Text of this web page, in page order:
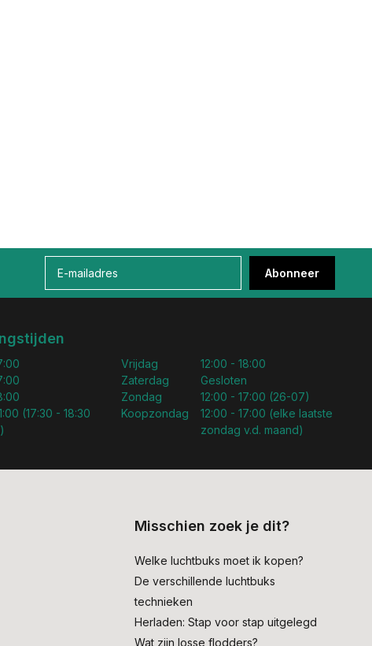
Abonneer
(17:30 - 18:30
Vrijdag
Zaterdag
Zondag
Koopzondag
12:00 - 18:00
Gesloten
12:00 - 17:00 (26-07)
12:00 - 17:00 (elke laatste
zondag v.d. maand)
Misschien zoek je dit?
Welke luchtbuks moet ik kopen?
De verschillende luchtbuks
technieken
Herladen: Stap voor stap uitgelegd
Wat zijn losse flodders?